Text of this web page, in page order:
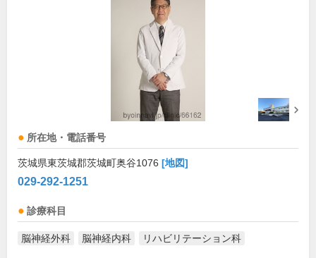
所在地・電話番号
茨城県東茨城郡茨城町奥谷1076 [地図]
029-292-1251
診療科目
脳神経外科 脳神経内科 リハビリテーション科